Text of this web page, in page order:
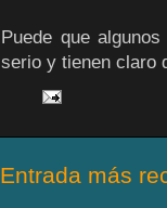
Puede que
serio y tienen claro
Entrada más